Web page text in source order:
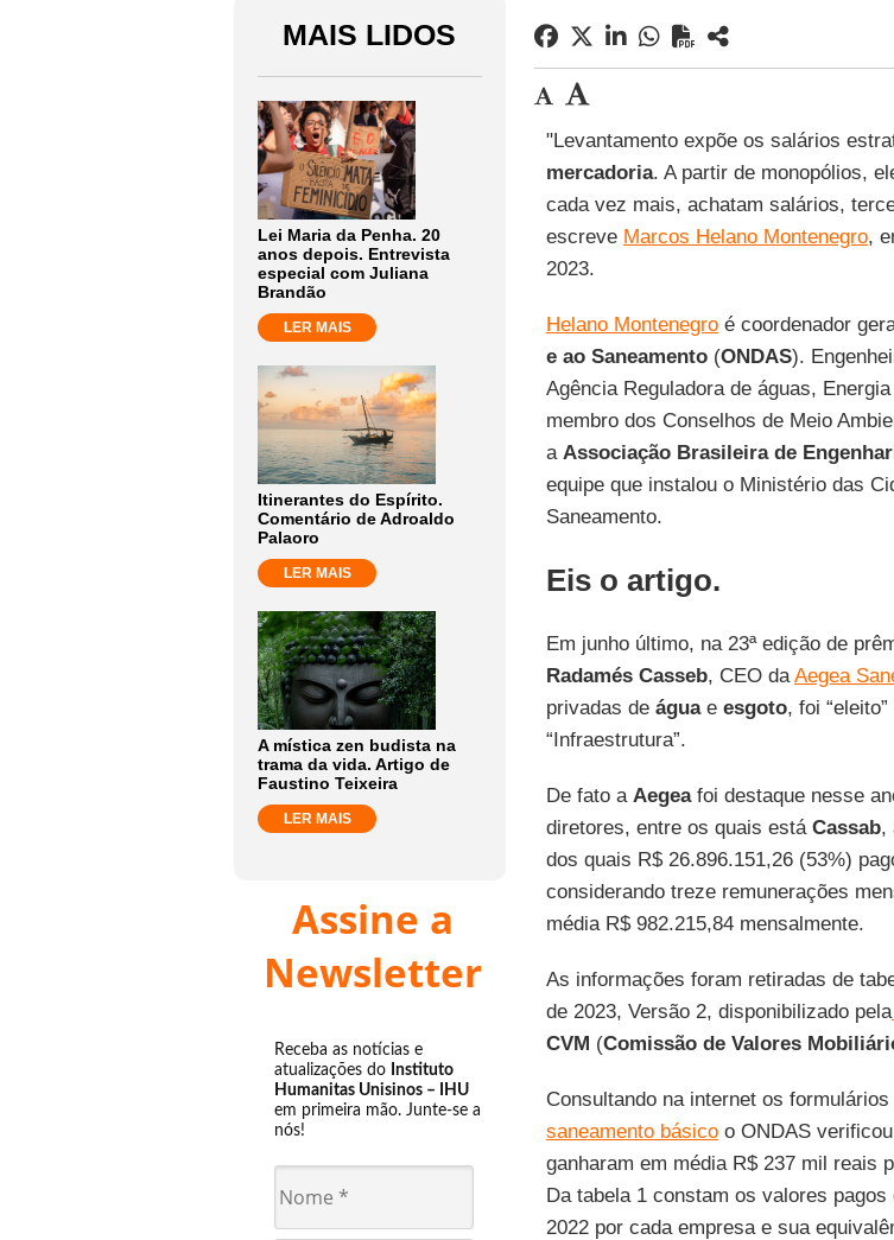
MAIS LIDOS
Lei Maria da Penha. 20
anos depois. Entrevista
especial com Juliana
Brandão
LER MAIS
Itinerantes do Espírito.
Comentário de Adroaldo
Palaoro
LER MAIS
A mística zen budista na
trama da vida. Artigo de
Faustino Teixeira
LER MAIS
Assine a
Newsletter
Receba as notícias e
atualizações do Instituto
Humanitas Unisinos – IHU
em primeira mão. Junte-se a
nós!
"Levantamento expõe os salários
mercadoria. A partir de monopólios,
cada vez mais, achatam salários,
escreve Marcos Helano Montenegro,
2023.
Helano Montenegroé coordenador
e ao Saneamento (ONDAS).
Agência Reguladora de águas,
membro dos Conselhos de Meio
a Associação Brasileira de
equipe que instalou o Ministério das
Saneamento.
Eis o artigo.
Em junho último, na 23ª edição de
Radamés Casseb, CEO daAegea
privadas de águae esgoto, foi
“Infraestrutura”.
De fato a Aegeafoi destaque nesse
diretores, entre os quais está Cassab,
dos quais R$ 26.896.151,26 (53%)
considerando treze remunerações
média R$ 982.215,84 mensalmente.
As informações foram retiradas de
de 2023, Versão 2, disponibilizado pela
CVM (Comissão de Valores
Consultando na internet os
saneamento básicoo ONDAS
ganharam em média R$ 237 mil reais
Da tabela 1 constam os valores
2022 por cada empresa e sua